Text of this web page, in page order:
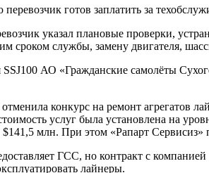
готов заплатить за
указал плановые проверки,
сроком службы, замену двигателя,
SSJ100 АО «Гражданские самолёты
конкурс на ремонт агрегатов
услуг была установлена на
млн. При этом «Рапарт
ГСС, но контракт с
лайнеры.